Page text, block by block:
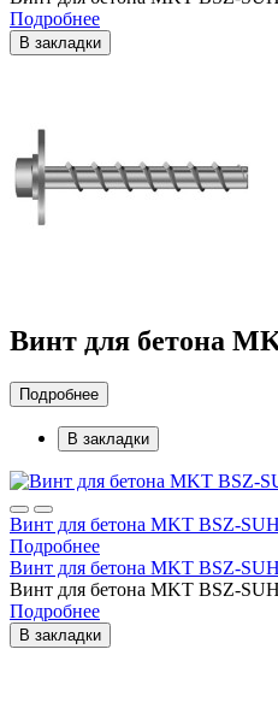
Подробнее
В закладки
Винт для бетона
Подробнее
В закладки
Винт для бетона MKT BSZ-
Подробнее
Винт для бетона MKT BSZ-
Винт для бетона MKT BSZ-
Подробнее
В закладки